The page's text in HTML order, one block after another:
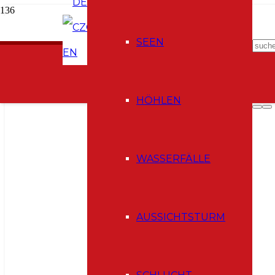
CZ
EN
SEEN
HÖHLEN
WASSERFÄLLE
AUSSICHTSTURM